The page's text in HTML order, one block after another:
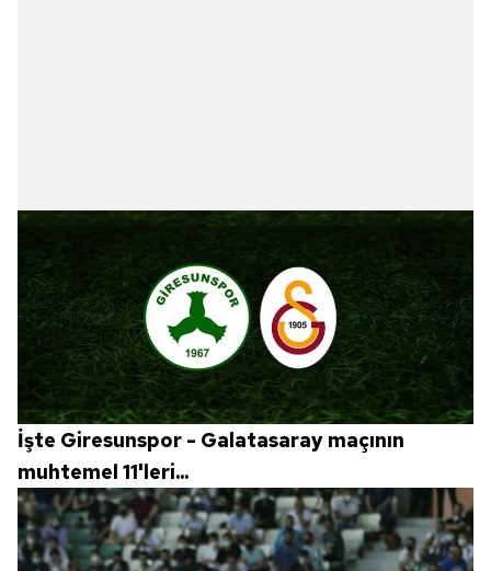
İşte Giresunspor - Galatasaray maçının
muhtemel 11'leri...